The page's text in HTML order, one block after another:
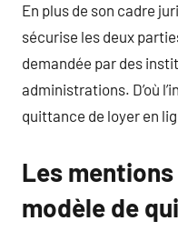
En plus de son cadre
sécurise les deux
demandée par des
administrations. D’où
quittance de loyer en
Les
modèle de